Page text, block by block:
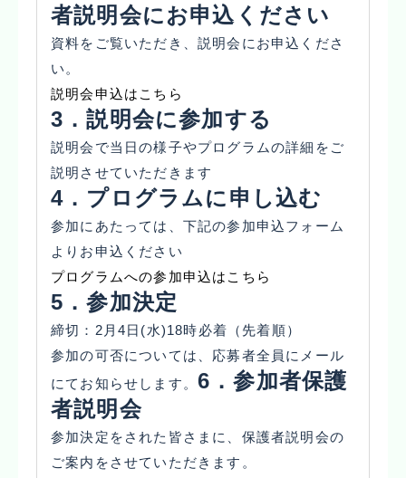
者説明会にお申込ください
資料をご覧いただき、説明会にお申込くださ
い。
説明会申込はこちら
3．説明会に参加する
説明会で当日の様子やプログラムの詳細をご
説明させていただきます
4．プログラムに申し込む
参加にあたっては、下記の参加申込フォーム
よりお申込ください
プログラムへの参加申込はこちら
5．参加決定
締切：2月4日(水)18時必着（先着順）
参加の可否については、応募者全員にメール
にてお知らせします。 6．参加者保護
者説明会
参加決定をされた皆さまに、保護者説明会の
ご案内をさせていただきます。